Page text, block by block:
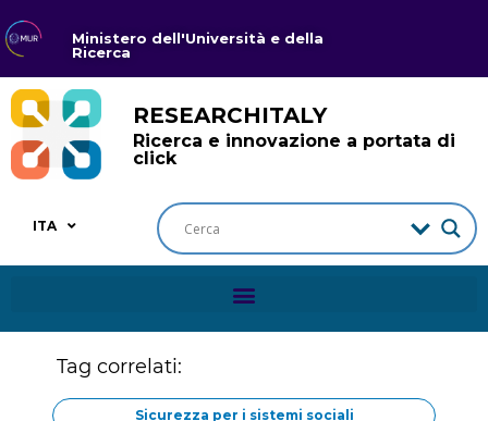
Ministero dell'Università e della
Ricerca
RESEARCHITALY
Ricerca e innovazione a portata di
click
ITA
Tag correlati:
Sicurezza per i sistemi sociali